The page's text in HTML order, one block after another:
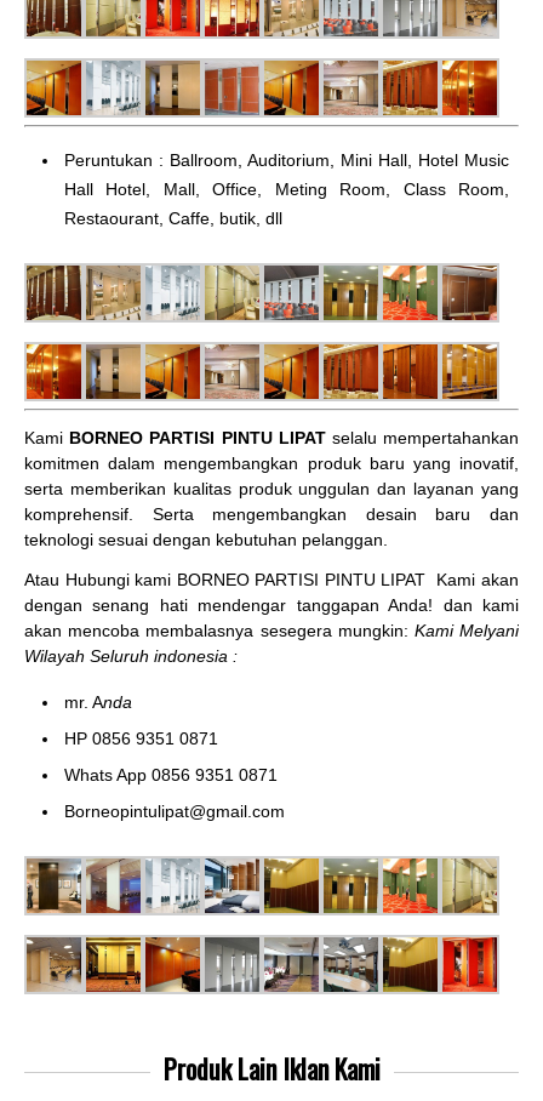
Peruntukan : Ballroom, Auditorium, Mini Hall, Hotel Music
Hall Hotel, Mall, Office, Meting Room, Class Room,
Restaourant, Caffe, butik, dll
Kami BORNEO PARTISI PINTU LIPATselalu mempertahankan
komitmen dalam mengembangkan produk baru yang inovatif,
serta memberikan kualitas produk unggulan dan layanan yang
komprehensif. Serta mengembangkan desain baru dan
teknologi sesuai dengan kebutuhan pelanggan.
Atau Hubungi kami BORNEO PARTISI PINTU LIPAT
Kami akan
dengan senang hati mendengar tanggapan Anda! dan kami
akan mencoba membalasnya sesegera mungkin: Kami Melyani
Wilayah Seluruh indonesia :
mr. Anda
HP 0856 9351 0871
Whats App 0856 9351 0871
Borneopintulipat@gmail.com
Produk LainIklan Kami